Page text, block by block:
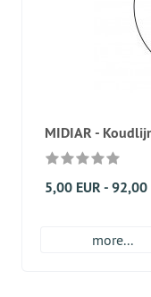
MIDIAR -
5,00 EUR - 92,00
more...